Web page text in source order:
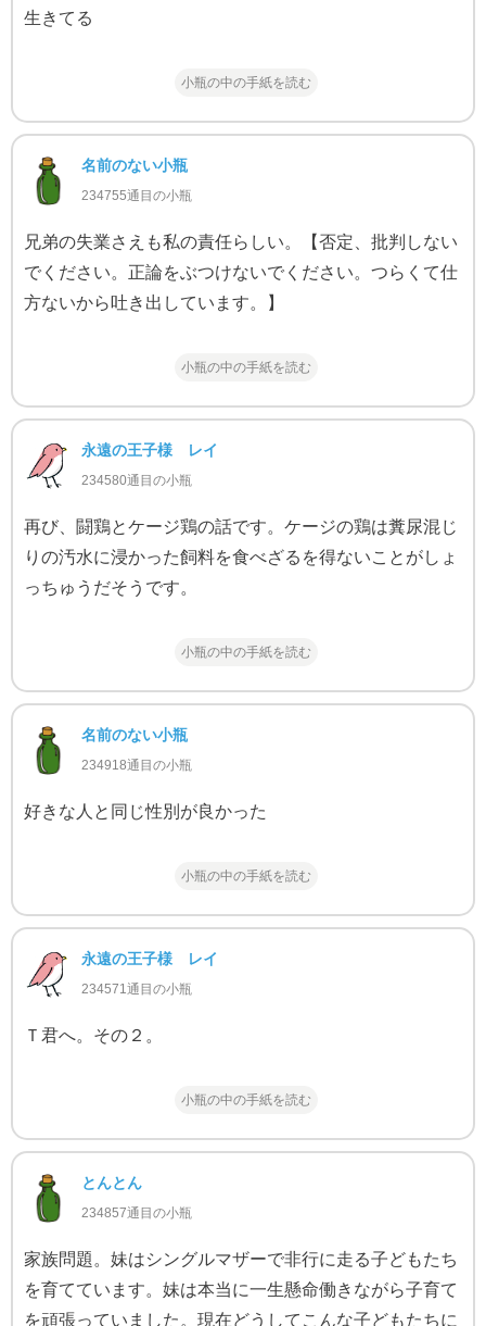
生きてる
小瓶の中の手紙を読む
名前のない小瓶
234755通目の小瓶
兄弟の失業さえも私の責任らしい。【否定、批判しない
でください。正論をぶつけないでください。つらくて仕
方ないから吐き出しています。】
小瓶の中の手紙を読む
永遠の王子様 レイ
234580通目の小瓶
再び、闘鶏とケージ鶏の話です。ケージの鶏は糞尿混じ
りの汚水に浸かった飼料を食べざるを得ないことがしょ
っちゅうだそうです。
小瓶の中の手紙を読む
名前のない小瓶
234918通目の小瓶
好きな人と同じ性別が良かった
小瓶の中の手紙を読む
永遠の王子様 レイ
234571通目の小瓶
Ｔ君へ。その２。
小瓶の中の手紙を読む
とんとん
234857通目の小瓶
家族問題。妹はシングルマザーで非行に走る子どもたち
を育てています。妹は本当に一生懸命働きながら子育て
を頑張っていました。現在どうしてこんな子どもたちに